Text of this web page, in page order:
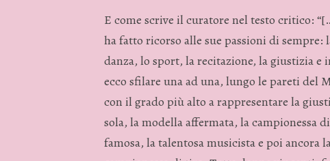
E come scrive il curatore nel testo critico:
ha fatto ricorso alle sue passioni di
danza, lo sport, la recitazione, la giustizia
ecco sfilare una ad una, lungo le pareti del
con il grado più alto a rappresentare la
sola, la modella affermata, la campionessa
famosa, la talentosa musicista e poi ancora